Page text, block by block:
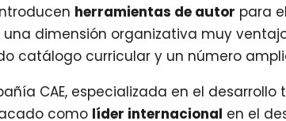
herramientas de autor para
dimensión organizativa muy
catálogo curricular y un número
CAE, especializada en el
como líder internacional en el